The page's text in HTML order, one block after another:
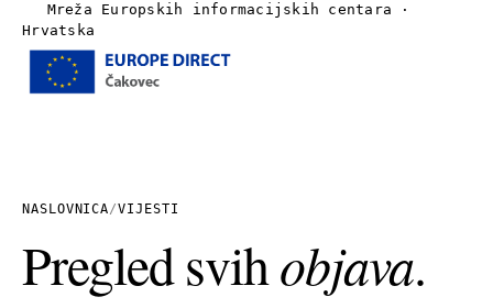
Mreža Europskih informacijskih centara ·
Hrvatska
Vijesti
NASLOVNICA/VIJESTI
Pregled svihobjava.